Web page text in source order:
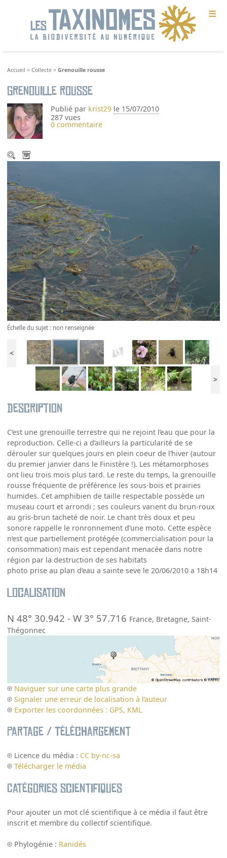
≡
Accueil >Collecte >Grenouille rousse
Grenouille rousse
Publié par krist29 le 15/07/2010
287 vues
0 commentaire
Échelle du sujet : non renseignée
<
>
Description
C’est une grenouille terrestre qui ne rejoint l’eau que pour la
reproduction. Celle-ci a d’ailleurs la particularité de se
dérouler sur quelques jours en plein coeur de l’hiver (autour
du premier janvier dans le Finistère !). Les métamorphoses
ont lieu trois mois plus tard. Le reste du temps, la grenouille
rousse fréquente de préférence les sous-bois et prairies
humides. Cet amphibien de taille respectable possède un
museau court et arrondi ; ses couleurs varient du brun-roux
au gris-brun tacheté de noir. Le chant très doux et peu
sonore rappelle le ronronnement d’une moto. Cette espèce
n’est que partiellement protégée (commercialisation pour la
consommation) mais est cependant menacée dans notre
région par la destruction de ses habitats
photo prise au plan d’eau a sainte seve le 20/06/2010 a 18h14
Localisation
N 48° 30.942 -W 3° 57.716 France, Bretagne,Saint-
Thégonnec
Naviguer sur une carte plus grande
Signaler une erreur de localisation à l’auteur
Exporter les coordonnées : GPS, KML
Partage / Téléchargement
Licence du média : CC by-nc-sa
Télécharger le média
Catégories scientifiques
Pour ajouter un mot clé scientifique à ce média il faut être
inscrit et membre du collectif scientifique.
Phylogénie : Ranidés